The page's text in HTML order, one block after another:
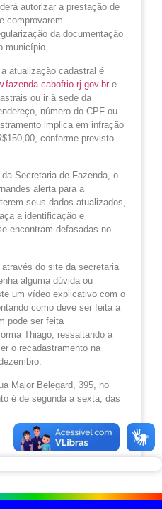
autorizar a prestação de
comprovarem
da documentação
município.
atualização cadastral é
e
ou ir à sede da
número do CPF ou
implica em infração
conforme previsto
Secretaria de Fazenda, o
alerta para a
seus dados atualizados,
a identificação e
encontram defasadas no
do site da secretaria
alguma dúvida ou
um vídeo explicativo com o
como deve ser feita a
pode ser feita
Thiago, ressaltando a
o recadastramento na
Major Belegard, 395, no
é de segunda a sexta, das